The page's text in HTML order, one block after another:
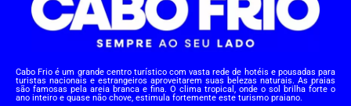
Cabo Frio é um grande centro turístico com vasta rede de hotéis e pousadas para
turistas nacionais e estrangeiros aproveitarem suas belezas naturais. As praias
são famosas pela areia branca e fina. O clima tropical, onde o sol brilha forte o
ano inteiro e quase não chove, estimula fortemente este turismo praiano.